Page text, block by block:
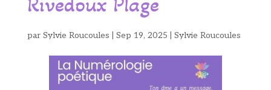
par Sylvie Roucoules Sep 19, 2025 Sylvie Roucoules